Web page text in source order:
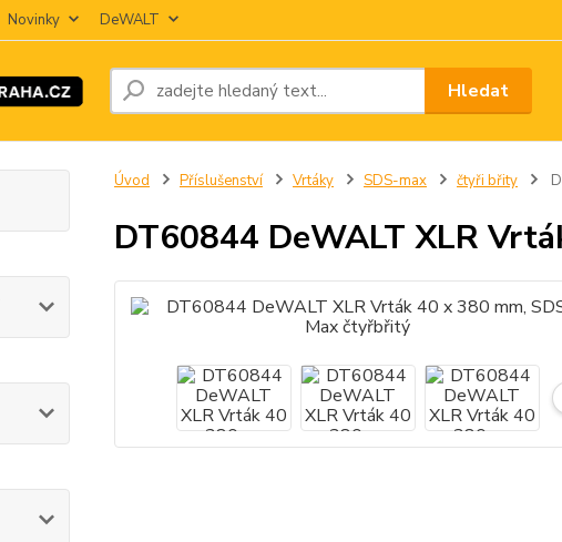
Novinky DeWALT
Hledat
Úvod Příslušenství Vrtáky SDS-max čtyři břity
DT60844 DeWALT XLR